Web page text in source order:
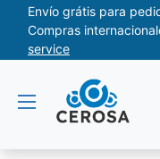
Envío grátis para
Compras
service